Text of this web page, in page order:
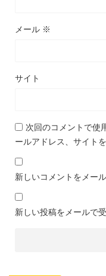
メール ※
サイト
次回のコメントで使
ールアドレス、サイトを
新しいコメントをメー
新しい投稿をメールで